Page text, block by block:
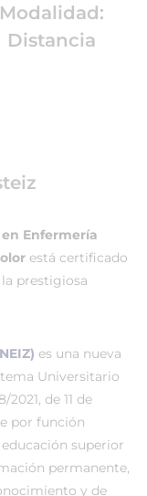
Modalidad:
Distancia
Enfermería
está certificado
prestigiosa
es una nueva
Universitario
de 11 de
por función
superior
permanente,
y de